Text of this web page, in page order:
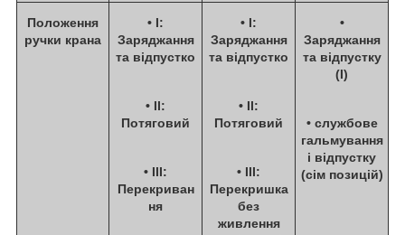
Положення
ручки крана
• I:
Заряджання
та відпустко
• II:
Потяговий
• III:
Перекриван
ня
• I:
Заряджання
та відпустко
• II:
Потяговий
• III:
Перекришка
без
живлення
•
Заряджання
та відпустку
(I)
• службове
гальмування
і відпустку
(сім позицій)